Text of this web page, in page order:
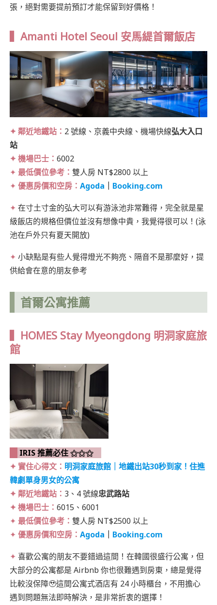
張，絕對需要提前預訂才能保留到好價格！
▍Amanti Hotel Seoul 安馬緹首爾飯店
✦ 鄰近地鐵站： 2 號線、京義中央線、機場快線弘大入口
站
✦ 機場巴士： 6002
✦ 最低價位參考： 雙人房 NT$2800 以上
✦ 優惠房價和空房： Agoda Booking.com
✦ 在寸土寸金的弘大可以有游泳池非常難得，完全就是星
級飯店的規格但價位並沒有想像中貴，我覺得很可以！(泳
池在戶外只有夏天開放)
✦ 小缺點是有些人覺得燈光不夠亮、隔音不是那麼好，提
供給會在意的朋友參考
首爾公寓推薦
▍HOMES Stay Myeongdong 明洞家庭旅
館
IRIS 推薦必住 ⚝⚝⚝
✦ 實住心得文： 明洞家庭旅館｜地鐵出站30秒到家！住進
韓劇單身男女的公寓
✦ 鄰近地鐵站： 3、4 號線忠武路站
✦ 機場巴士： 6015、6001
✦ 最低價位參考： 雙人房 NT$2500 以上
✦ 優惠房價和空房： Agoda Booking.com
✦ 喜歡公寓的朋友不要錯過這間！在韓國很盛行公寓，但
大部分的公寓都是 Airbnb 你也很難遇到房東，總是覺得
比較沒保障🥹這間公寓式酒店有 24 小時櫃台，不用擔心
遇到問題無法即時解決，是非常折衷的選擇！